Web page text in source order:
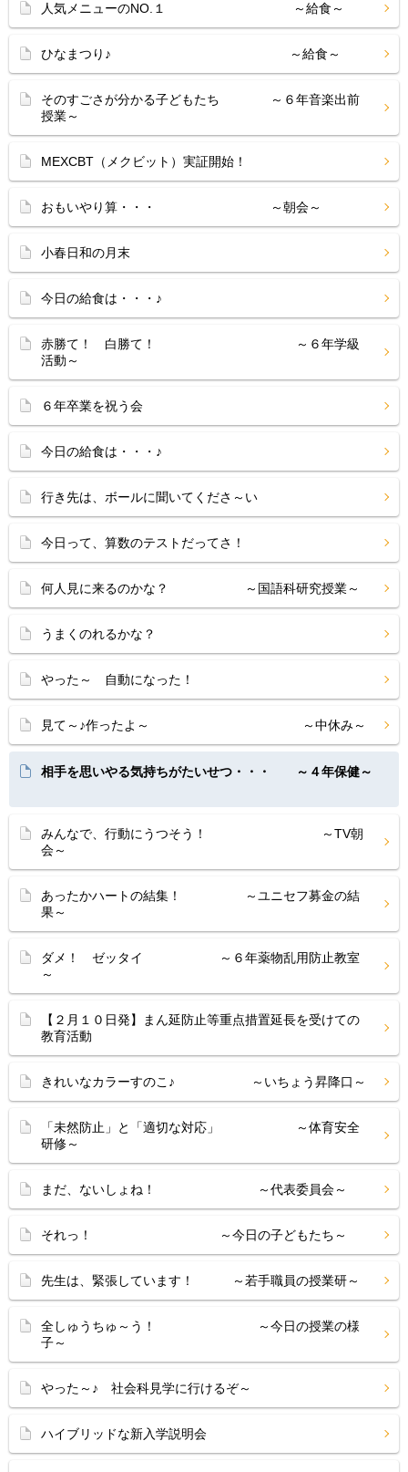
人気メニューのNO.１ ～給食～
ひなまつり♪ ～給食～
そのすごさが分かる子どもたち ～６年音楽出前
授業～
MEXCBT（メクビット）実証開始！
おもいやり算・・・ ～朝会～
小春日和の月末
今日の給食は・・・♪
赤勝て！ 白勝て！ ～６年学級
活動～
６年卒業を祝う会
今日の給食は・・・♪
行き先は、ボールに聞いてくださ～い
今日って、算数のテストだってさ！
何人見に来るのかな？ ～国語科研究授業～
うまくのれるかな？
やった～ 自動になった！
見て～♪作ったよ～ ～中休み～
相手を思いやる気持ちがたいせつ・・・ ～４年保健～
みんなで、行動にうつそう！ ～TV朝
会～
あったかハートの結集！ ～ユニセフ募金の結
果～
ダメ！ ゼッタイ ～６年薬物乱用防止教室
～
【２月１０日発】まん延防止等重点措置延長を受けての
教育活動
きれいなカラーすのこ♪ ～いちょう昇降口～
「未然防止」と「適切な対応」 ～体育安全
研修～
まだ、ないしょね！ ～代表委員会～
それっ！ ～今日の子どもたち～
先生は、緊張しています！ ～若手職員の授業研～
全しゅうちゅ～う！ ～今日の授業の様
子～
やった～♪ 社会科見学に行けるぞ～
ハイブリッドな新入学説明会